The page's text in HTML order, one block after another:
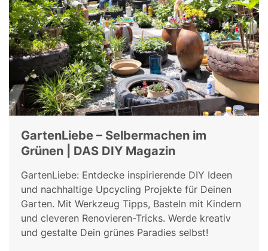
GartenLiebe – Selbermachen im
Grünen | DAS DIY Magazin
GartenLiebe: Entdecke inspirierende DIY Ideen
und nachhaltige Upcycling Projekte für Deinen
Garten. Mit Werkzeug Tipps, Basteln mit Kindern
und cleveren Renovieren-Tricks. Werde kreativ
und gestalte Dein grünes Paradies selbst!